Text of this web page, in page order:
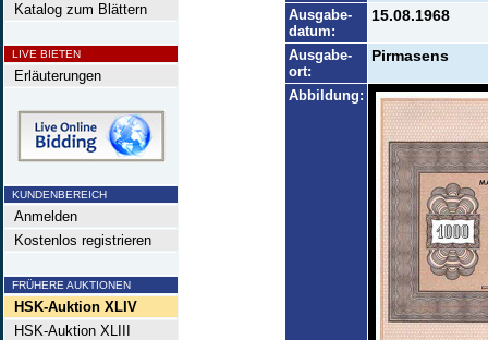
Katalog zum Blättern
LIVE BIETEN
Erläuterungen
KUNDENBEREICH
Anmelden
Kostenlos registrieren
FRÜHERE AUKTIONEN
HSK-Auktion XLIV
HSK-Auktion XLIII
Ausgabe-
datum:
15.08.1968
Ausgabe-
ort:
Pirmasens
Abbildung: